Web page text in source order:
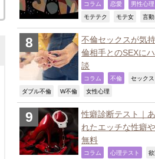
コラム 恋愛 男性心理
モテテク モテ女 言動
不倫セックスが気
倫相手とのSEXに
談
コラム 不倫 セックス
ダブル不倫 W不倫 女性心理
性癖診断テスト｜
れたエッチな性癖
無料
コラム 心理テスト 欲